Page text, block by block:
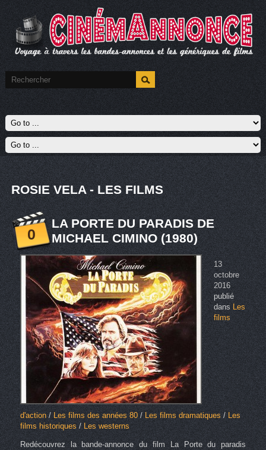
ROSIE VELA - LES FILMS
0
LA PORTE DU PARADIS DE
MICHAEL CIMINO (1980)
13
octobre
2016
publié
dansLes
films
d'action/ Les films des années 80/Les films dramatiques/ Les
films historiques/ Les westerns
Redécouvrez la bande-annonce du film La Porte du paradis